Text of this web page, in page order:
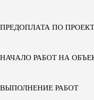
ПРЕДОПЛАТА ПО
НАЧАЛО РАБОТ НА
ВЫПОЛНЕНИЕ РАБОТ